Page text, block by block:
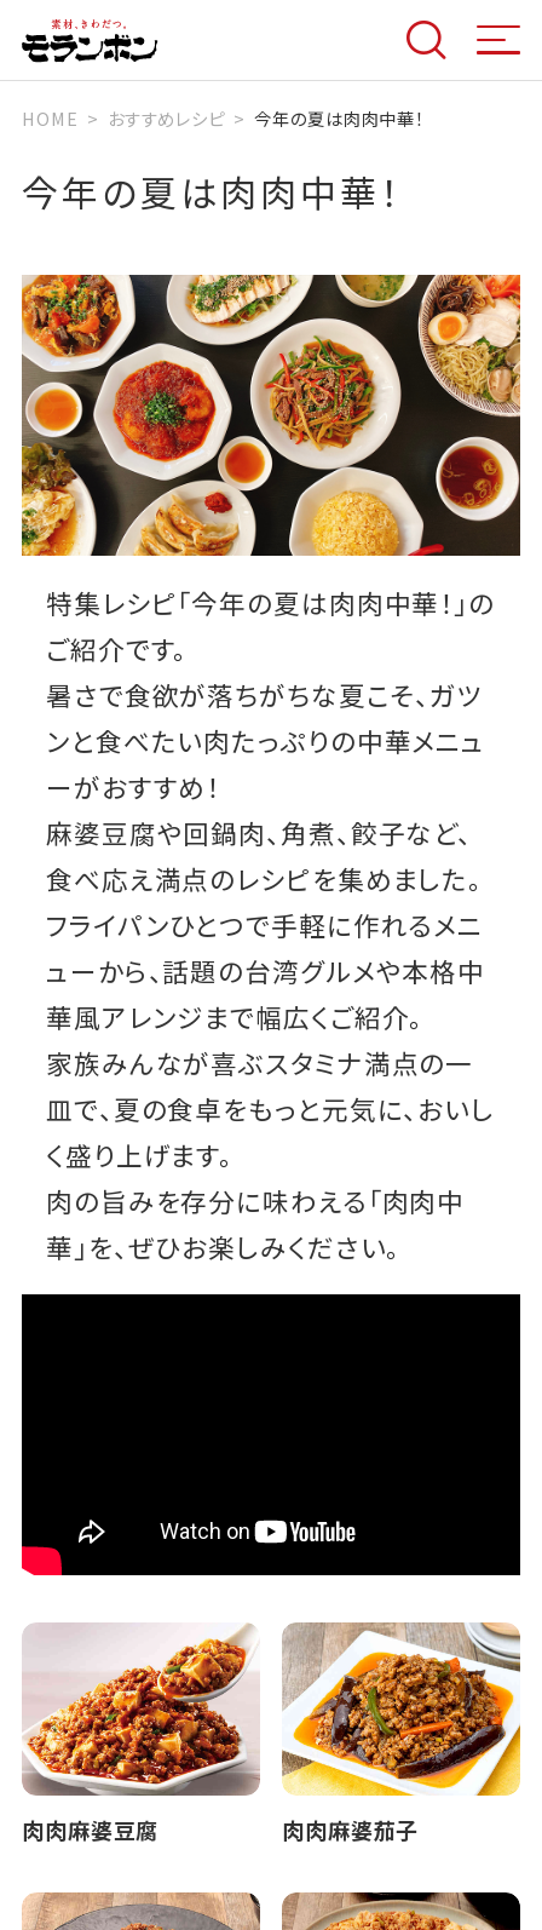
HOME おすすめレシピ 今年の夏は肉肉中華！
今年の夏は肉肉中華！
特集レシピ「今年の夏は肉肉中華！」の
ご紹介です。
暑さで食欲が落ちがちな夏こそ、ガツ
ンと食べたい肉たっぷりの中華メニュ
ーがおすすめ！
麻婆豆腐や回鍋肉、角煮、餃子など、
食べ応え満点のレシピを集めました。
フライパンひとつで手軽に作れるメニ
ューから、話題の台湾グルメや本格中
華風アレンジまで幅広くご紹介。
家族みんなが喜ぶスタミナ満点の一
皿で、夏の食卓をもっと元気に、おいし
く盛り上げます。
肉の旨みを存分に味わえる「肉肉中
華」を、ぜひお楽しみください。
肉肉麻婆豆腐 肉肉麻婆茄子